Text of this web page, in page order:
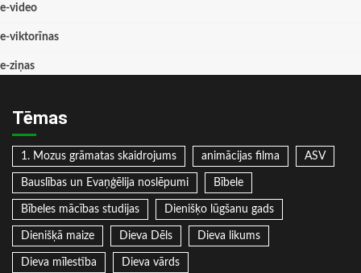
e-video
e-viktorīnas
e-ziņas
Tēmas
1. Mozus grāmatas skaidrojums animācijas filma ASV
Bauslības un Evaņģēlija noslēpumi Bībele
Bībeles mācības studijas Dienišķo lūgšanu gads
Dienišķā maize Dieva Dēls Dieva likums
Dieva mīlestība Dieva vārds